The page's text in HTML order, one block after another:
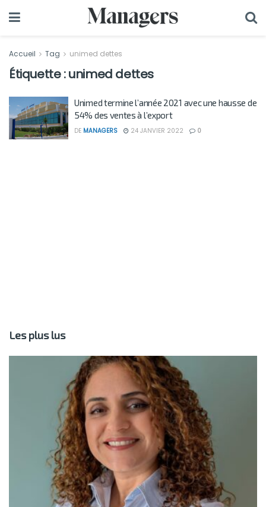
Accueil Tag unimed dettes
Étiquette :unimed dettes
Unimed termine l’année 2021 avec une hausse de
54% des ventes à l’export
DE MANAGERS 24 JANVIER 2022 0
Les plus lus